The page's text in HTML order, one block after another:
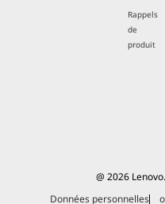
Rappels
de
produit
@ 2026
Données personnelles